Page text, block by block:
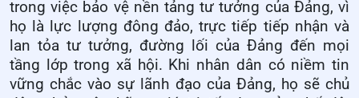
trong việc bảo vệ nền tảng tư tưởng của Đảng, vì
họ là lực lượng đông đảo, trực tiếp tiếp nhận và
lan tỏa tư tưởng, đường lối của Đảng đến mọi
tầng lớp trong xã hội. Khi nhân dân có niềm tin
vững chắc vào sự lãnh đạo của Đảng, họ sẽ chủ